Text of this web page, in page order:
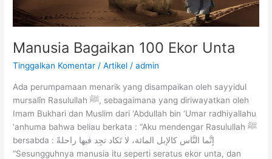
Manusia Bagaikan 100 Ekor Unta
Tinggalkan Komentar /Artikel /admin
Ada perumpamaan menarik yang disampaikan oleh sayyidul
mursalîn Rasulullah ﷺ, sebagaimana yang diriwayatkan oleh
Imam Bukhari dan Muslim dari ‘Abdullah bin ‘Umar radhiyallahu
‘anhuma bahwa beliau berkata : “Aku mendengar Rasulullah ﷺ
bersabda : إنَّما النَّاس كالإبل المائة، لا تَكاد تجِد فيها راحلةً
“Sesungguhnya manusia itu seperti seratus ekor unta, dan